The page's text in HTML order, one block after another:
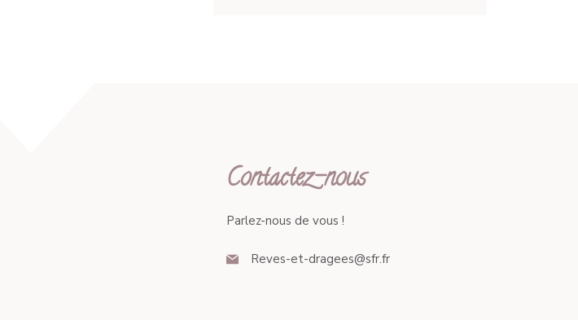
Contactez-nous
Parlez-nous de vous !
Reves-et-dragees@sfr.fr